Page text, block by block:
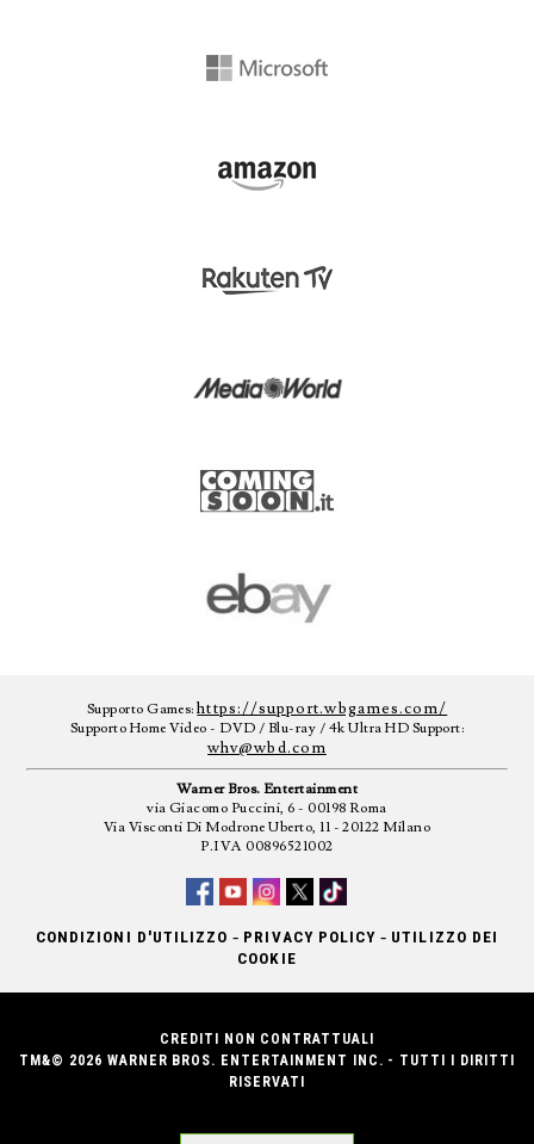
Supporto Games:https://support.wbgames.com/
Supporto Home Video - DVD / Blu-ray / 4k Ultra HD Support:
whv@wbd.com
Warner Bros. Entertainment
via Giacomo Puccini, 6 - 00198 Roma
Via Visconti Di Modrone Uberto, 11 - 20122 Milano
P.IVA 00896521002
CONDIZIONI D'UTILIZZO - PRIVACY POLICY - UTILIZZO DEI
COOKIE
CREDITI NON CONTRATTUALI
TM&© 2026 WARNER BROS. ENTERTAINMENT INC. - TUTTI I DIRITTI
RISERVATI